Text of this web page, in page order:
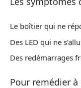
Le boîtier qui ne
Des LED qui ne
Des redémarrages
Pour remédier